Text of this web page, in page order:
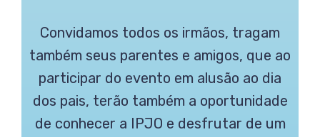
Convidamos todos os irmãos, tragam
também seus parentes e amigos, que ao
participar do evento em alusão ao dia
dos pais, terão também a oportunidade
de conhecer a IPJO e desfrutar de um